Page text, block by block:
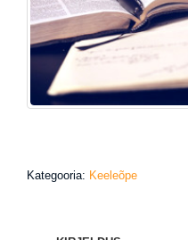
Kategooria: Keeleõpe